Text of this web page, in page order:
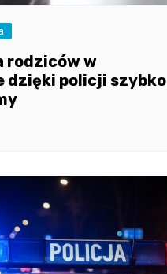
rodziców w
dzięki policji szybko